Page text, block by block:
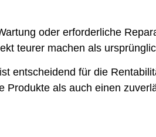
oder erforderliche
teurer machen als
entscheidend für die
als auch einen